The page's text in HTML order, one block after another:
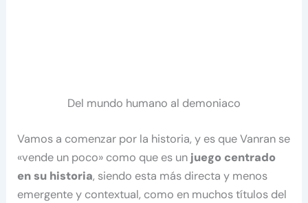
Del mundo humano al demoniaco
Vamos a comenzar por la historia, y es que Vanran se
«vende un poco» como que es un juego centrado
en su historia, siendo esta más directa y menos
emergente y contextual, como en muchos títulos del